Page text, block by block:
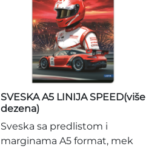
SVESKA A5 LINIJA SPEED(više
dezena)
Sveska sa predlistom i
marginama A5 format, mek